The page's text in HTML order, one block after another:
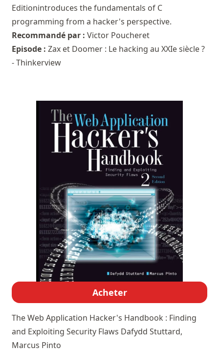
Editionintroduces the fundamentals of C
programming from a hacker's perspective.
Recommandé par : Victor Poucheret
Episode : Zax et Doomer : Le hacking au XXIe siècle ?
- Thinkerview
Acheter
The Web Application Hacker's Handbook : Finding
and Exploiting Security Flaws Dafydd Stuttard,
Marcus Pinto